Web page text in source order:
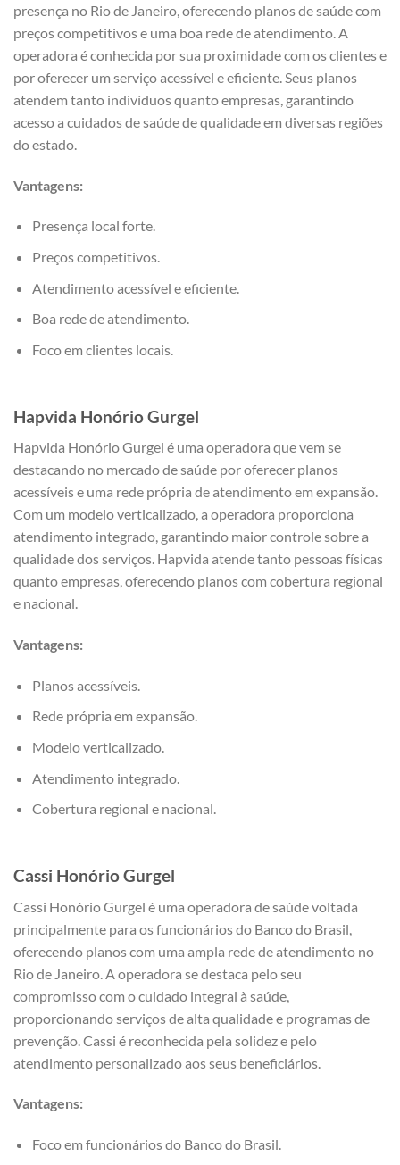
presença no Rio de Janeiro, oferecendo planos de saúde com
preços competitivos e uma boa rede de atendimento. A
operadora é conhecida por sua proximidade com os clientes e
por oferecer um serviço acessível e eficiente. Seus planos
atendem tanto indivíduos quanto empresas, garantindo
acesso a cuidados de saúde de qualidade em diversas regiões
do estado.
Vantagens:
Presença local forte.
Preços competitivos.
Atendimento acessível e eficiente.
Boa rede de atendimento.
Foco em clientes locais.
Hapvida Honório Gurgel
Hapvida Honório Gurgel é uma operadora que vem se
destacando no mercado de saúde por oferecer planos
acessíveis e uma rede própria de atendimento em expansão.
Com um modelo verticalizado, a operadora proporciona
atendimento integrado, garantindo maior controle sobre a
qualidade dos serviços. Hapvida atende tanto pessoas físicas
quanto empresas, oferecendo planos com cobertura regional
e nacional.
Vantagens:
Planos acessíveis.
Rede própria em expansão.
Modelo verticalizado.
Atendimento integrado.
Cobertura regional e nacional.
Cassi Honório Gurgel
Cassi Honório Gurgel é uma operadora de saúde voltada
principalmente para os funcionários do Banco do Brasil,
oferecendo planos com uma ampla rede de atendimento no
Rio de Janeiro. A operadora se destaca pelo seu
compromisso com o cuidado integral à saúde,
proporcionando serviços de alta qualidade e programas de
prevenção. Cassi é reconhecida pela solidez e pelo
atendimento personalizado aos seus beneficiários.
Vantagens:
Foco em funcionários do Banco do Brasil.